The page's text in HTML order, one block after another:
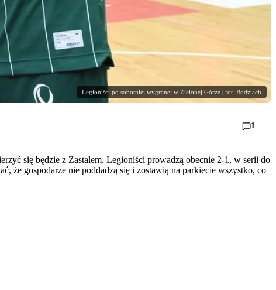
Legioniści po sobotniej wygranej w Zielonej Górze | fot. Bodziach
1
się będzie z Zastalem. Legioniści prowadzą obecnie 2-1, w serii do
że gospodarze nie poddadzą się i zostawią na parkiecie wszystko, co